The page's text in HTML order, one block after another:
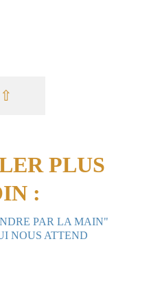
⇧
PLUS
:
PAR LA MAIN"
NOUS ATTEND